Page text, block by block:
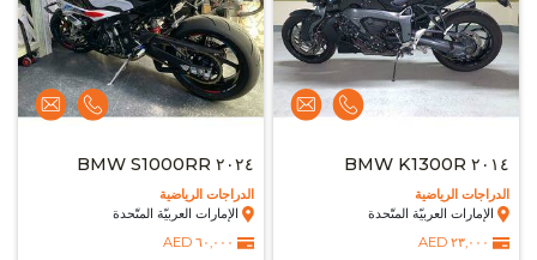
٢٠١٤ BMW K1300R
الدراجات الرياضية
الإمارات العربيّة المتّحدة
٢٣,٠٠٠ AED
٢٠٢٤ BMW S1000RR
الدراجات الرياضية
الإمارات العربيّة المتّحدة
٦٠,٠٠٠ AED